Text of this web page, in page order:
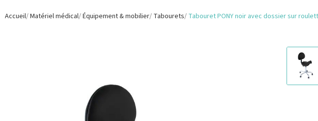
Accueil Matériel médical Équipement & mobilier Tabourets Tabouret PONY noir avec dossier sur